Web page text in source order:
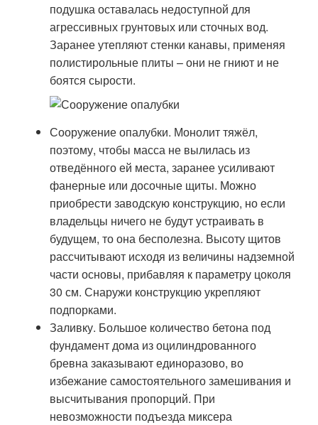
подушка оставалась недоступной для
агрессивных грунтовых или сточных вод.
Заранее утепляют стенки канавы, применяя
полистирольные плиты – они не гниют и не
боятся сырости.
Сооружение опалубки. Монолит тяжёл,
поэтому, чтобы масса не вылилась из
отведённого ей места, заранее усиливают
фанерные или досочные щиты. Можно
приобрести заводскую конструкцию, но если
владельцы ничего не будут устраивать в
будущем, то она бесполезна. Высоту щитов
рассчитывают исходя из величины надземной
части основы, прибавляя к параметру цоколя
30 см. Снаружи конструкцию укрепляют
подпорками.
Заливку. Большое количество бетона под
фундамент дома из оцилиндрованного
бревна заказывают единоразово, во
избежание самостоятельного замешивания и
высчитывания пропорций. При
невозможности подъезда миксера